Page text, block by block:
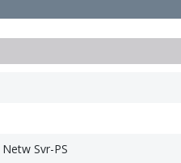
Svr-PS